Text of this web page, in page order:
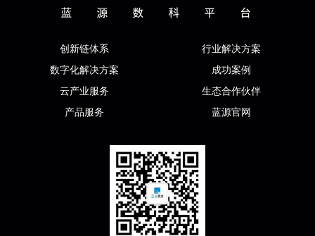
创新链体系
行业解决方案
数字化解决方案
成功案例
云产业服务
生态合作伙伴
产品服务
蓝源官网